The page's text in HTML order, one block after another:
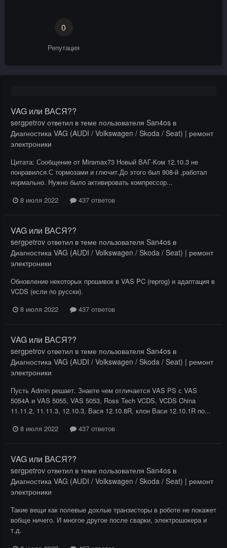
0
Репутация
VAG или ВАСЯ??
sergpetrov ответил в теме пользователя San4os в
Диагностика VAG (AUDI / Volkswagen / Skoda / Seat) | ремонт
электроники
Цитата: Сообщение от Miramax73 Новый ВАГ-Ком 12.10.3 не
понравился.С тормозами и глючит.До этого был 908-й ,работал
нормально. Нужно было активировать компрессор...
8 июля 2022
437 ответов
VAG или ВАСЯ??
sergpetrov ответил в теме пользователя San4os в
Диагностика VAG (AUDI / Volkswagen / Skoda / Seat) | ремонт
электроники
Обновление некоторых прошивок в VAS PC (reprog) и адаптация в
VCDS (если по русски).
8 июля 2022
437 ответов
VAG или ВАСЯ??
sergpetrov ответил в теме пользователя San4os в
Диагностика VAG (AUDI / Volkswagen / Skoda / Seat) | ремонт
электроники
Пусть Admin решает. Знаете чем отличается VAS PS с VAS
5054A и VAS 5055, VAS 5053, Ross Tech VCDS, VCDS China
11.11.2, 11.11.3, 12.10.3, Вася 12.10.8R, клон Васи 12.10.1R по...
8 июля 2022
437 ответов
VAG или ВАСЯ??
sergpetrov ответил в теме пользователя San4os в
Диагностика VAG (AUDI / Volkswagen / Skoda / Seat) | ремонт
электроники
Такие вещи как полевые дохлые транзисторы в роботе не покажет
вобще ничего. И многое другое после сварки, электрошокера и
т.д.